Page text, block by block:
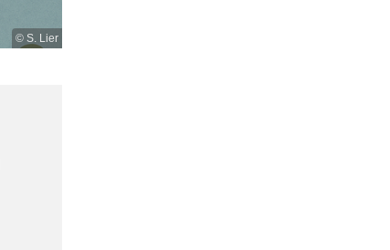
© S. Lier